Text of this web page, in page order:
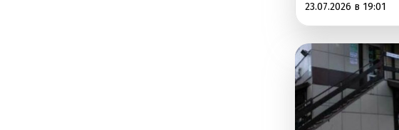
23.07.2026 в 19:01